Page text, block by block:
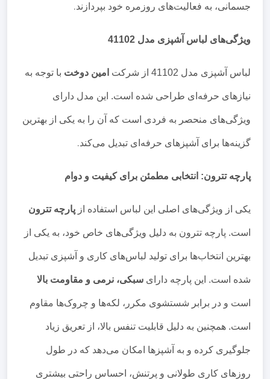
جسمانی، به فعالیت‌های روزمره خود بپردازند.
ویژگی‌های لباس آشپزی مدل 41102
لباس آشپزی مدل 41102 از شرکت امین دوخت با توجه به
نیازهای حرفه‌ای طراحی شده است. این مدل دارای
ویژگی‌های منحصر به فردی است که آن را به یکی از بهترین
گزینه‌ها برای آشپزهای حرفه‌ای تبدیل می‌کند.
پارچه تترون: انتخابی مطمئن برای کیفیت و دوام
یکی از ویژگی‌های اصلی این لباس استفاده از پارچه تترون
است. پارچه تترون به دلیل ویژگی‌های خاص خود، به یکی از
بهترین انتخاب‌ها برای تولید لباس‌های کاری و آشپزی تبدیل
شده است. این پارچه دارای سبکی، نرمی و مقاومت بالا
است و در برابر شستشوی مکرر، لکه‌ها و چروک‌ها مقاوم
است. همچنین به دلیل قابلیت تنفس بالا، از تعریق زیاد
جلوگیری کرده و به آشپزها امکان می‌دهد که در طول
روزهای کاری طولانی و پرتنش، احساس راحتی بیشتری